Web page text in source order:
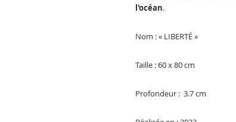
l'océan.
Nom : « LIBERTÉ »
Taille : 60 x 80 cm
Profondeur : 3.7 cm